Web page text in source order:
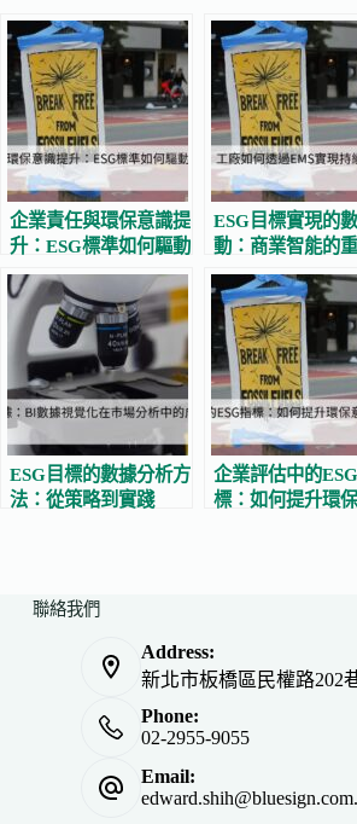
企業責任與環保意識提
升：ESG標準如何驅動
可持續變革
ESG目標實現的
動：商業智能的
色
ESG目標的數據分析方
法：從策略到實踐
企業評估中的
標：如何提升環
聯絡我們
Address:
新北市板橋區民權路202
Phone:
02-2955-9055
Email: